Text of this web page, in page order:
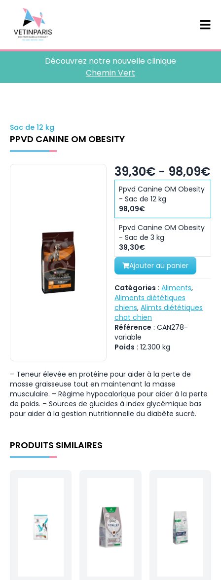
Découvrez notre nouvelle clinique
Chemin Vert
Sac de 12 kg
PPVD CANINE OM OBESITY
39,30€ - 98,09€
Ppvd Canine OM Obesity
- Sac de 12 kg
98,09€
Ppvd Canine OM Obesity
- Sac de 3 kg
39,30€
Ajouter au panier
Catégories : Aliments,
Aliments diététiques
chiens, Alimts diététiques
chat chien
Référence : CAN278-
variable
Poids : 12.300 kg
– Teneur élevée en protéine pour aider à la perte de
masse graisseuse tout en maintenant la masse
musculaire. – Régime hypocalorique pour aider à la perte
de poids. – Sources de glucides à index glycémique bas
pour aider à la gestion nutritionnelle du diabète sucré.
PRODUITS SIMILAIRES